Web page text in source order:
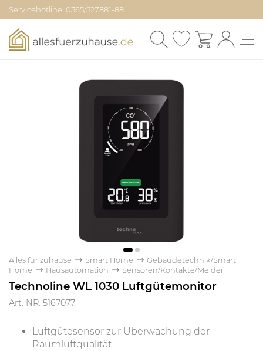
Servicehotline: 0365/527881-88
Alles für zuhause Smart Home
Gebäudetechnik/Smart
Home
Hausautomation Sensoren/Kontakte/Melder
Technoline WL 1030 Luftgütemonitor
Art. NR: 5167077
Luftgütesensor zur Überwachung der
Raumluftqualität